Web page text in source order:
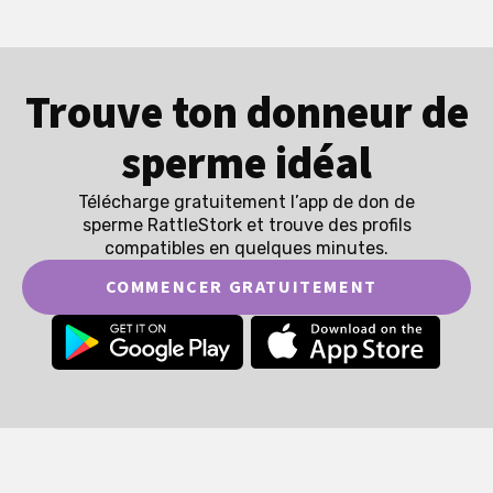
Trouve ton donneur de
sperme idéal
Télécharge gratuitement l’app de don de
sperme RattleStork et trouve des profils
compatibles en quelques minutes.
COMMENCER GRATUITEMENT